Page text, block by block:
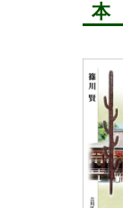
本